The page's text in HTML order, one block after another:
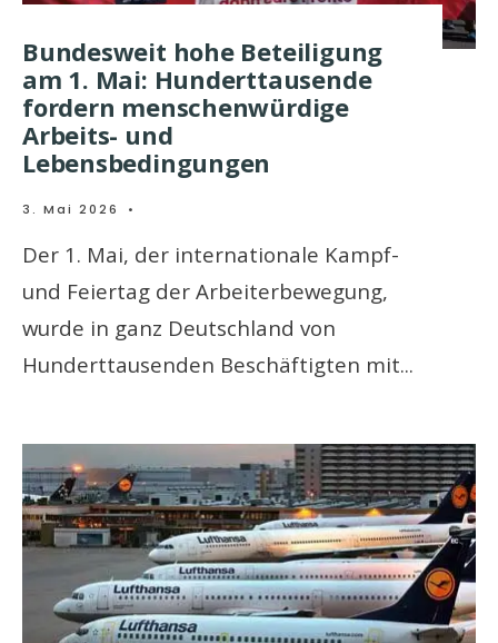
Bundesweit hohe Beteiligung
am 1. Mai: Hunderttausende
fordern menschenwürdige
Arbeits- und
Lebensbedingungen
3. Mai 2026 •
Der 1. Mai, der internationale Kampf-
und Feiertag der Arbeiterbewegung,
wurde in ganz Deutschland von
Hunderttausenden Beschäftigten mit...